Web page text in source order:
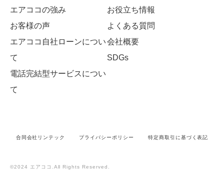
エアココの強み
お客様の声
エアココ自社ローンについ
て
電話完結型サービスについ
て
お役立ち情報
よくある質問
会社概要
SDGs
合同会社リンテック プライバシーポリシー 特定商取引に基づく表記
©2024 エアココ.All Rights Reserved.